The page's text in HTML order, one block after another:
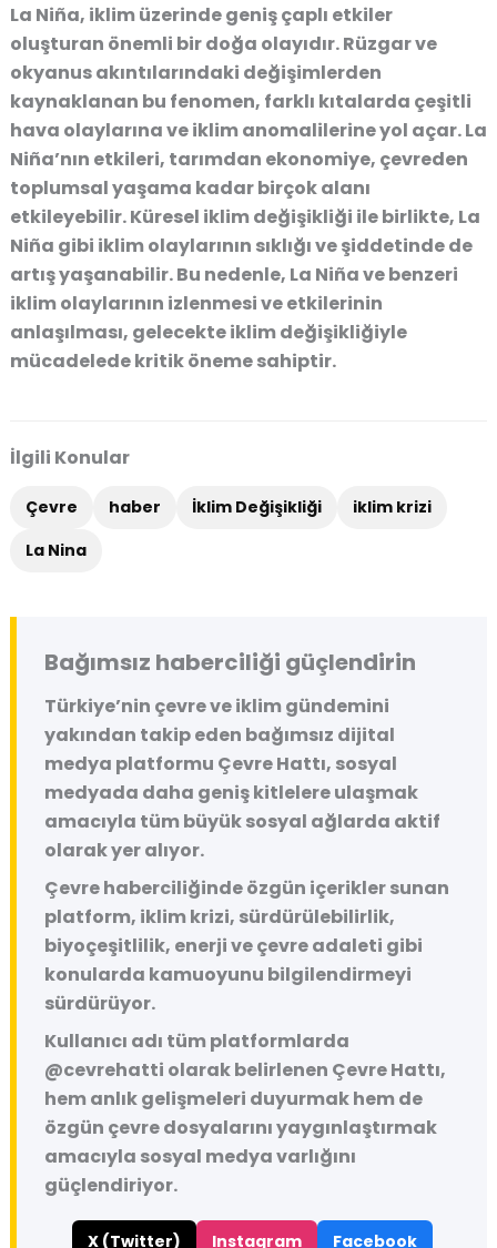
La Niña, iklim üzerinde geniş çaplı etkiler
oluşturan önemli bir doğa olayıdır. Rüzgar ve
okyanus akıntılarındaki değişimlerden
kaynaklanan bu fenomen, farklı kıtalarda çeşitli
hava olaylarına ve iklim anomalilerine yol açar. La
Niña’nın etkileri, tarımdan ekonomiye, çevreden
toplumsal yaşama kadar birçok alanı
etkileyebilir. Küresel iklim değişikliği ile birlikte, La
Niña gibi iklim olaylarının sıklığı ve şiddetinde de
artış yaşanabilir. Bu nedenle, La Niña ve benzeri
iklim olaylarının izlenmesi ve etkilerinin
anlaşılması, gelecekte iklim değişikliğiyle
mücadelede kritik öneme sahiptir.
İlgili Konular
Çevre haber İklim Değişikliği
iklim krizi
La Nina
Bağımsız haberciliği güçlendirin
Türkiye’nin çevre ve iklim gündemini
yakından takip eden bağımsız dijital
medya platformu Çevre Hattı, sosyal
medyada daha geniş kitlelere ulaşmak
amacıyla tüm büyük sosyal ağlarda aktif
olarak yer alıyor.
Çevre haberciliğinde özgün içerikler sunan
platform, iklim krizi, sürdürülebilirlik,
biyoçeşitlilik, enerji ve çevre adaleti gibi
konularda kamuoyunu bilgilendirmeyi
sürdürüyor.
Kullanıcı adı tüm platformlarda
@cevrehatti olarak belirlenen Çevre Hattı,
hem anlık gelişmeleri duyurmak hem de
özgün çevre dosyalarını yaygınlaştırmak
amacıyla sosyal medya varlığını
güçlendiriyor.
X (Twitter) Instagram Facebook